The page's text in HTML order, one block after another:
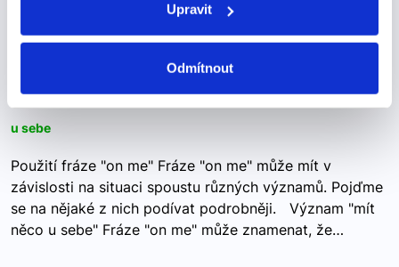
Upravit
Odmítnout
on me
u sebe
Použití fráze "on me" Fráze "on me" může mít v
závislosti na situaci spoustu různých významů. Pojďme
se na nějaké z nich podívat podrobněji. Význam "mít
něco u sebe" Fráze "on me" může znamenat, že…